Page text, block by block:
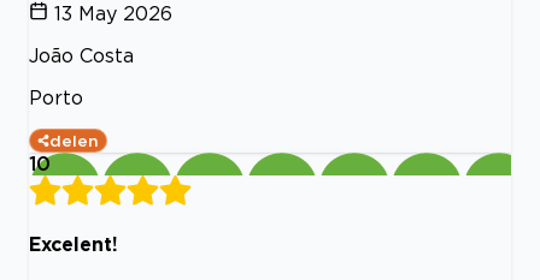
13 May 2026
João Costa
Porto
delen
10
Excelent!